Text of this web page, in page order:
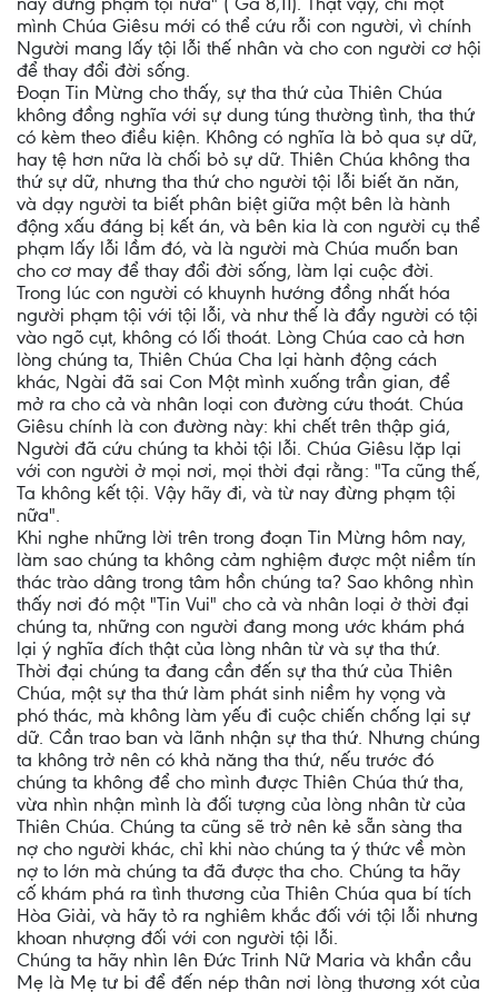
mình Chúa Giêsu mới có thể cứu rỗi con người, vì chính
Người mang lấy tội lỗi thế nhân và cho con người cơ hội
để thay đổi đời sống.
Ðoạn Tin Mừng cho thấy, sự tha thứ của Thiên Chúa
không đồng nghĩa với sự dung túng thường tình, tha thứ
có kèm theo điều kiện. Không có nghĩa là bỏ qua sự dữ,
hay tệ hơn nữa là chối bỏ sự dữ. Thiên Chúa không tha
thứ sự dữ, nhưng tha thứ cho người tội lỗi biết ăn năn,
và dạy người ta biết phân biệt giữa một bên là hành
động xấu đáng bị kết án, và bên kia là con người cụ thể
phạm lấy lỗi lầm đó, và là người mà Chúa muốn ban
cho cơ may để thay đổi đời sống, làm lại cuộc đời.
Trong lúc con người có khuynh hướng đồng nhất hóa
người phạm tội với tội lỗi, và như thế là đẩy người có tội
vào ngõ cụt, không có lối thoát. Lòng Chúa cao cả hơn
lòng chúng ta, Thiên Chúa Cha lại hành động cách
khác, Ngài đã sai Con Một mình xuống trần gian, để
mở ra cho cả và nhân loại con đường cứu thoát. Chúa
Giêsu chính là con đường này: khi chết trên thập giá,
Người đã cứu chúng ta khỏi tội lỗi. Chúa Giêsu lặp lại
với con người ở mọi nơi, mọi thời đại rằng: "Ta cũng thế,
Ta không kết tội. Vậy hãy đi, và từ nay đừng phạm tội
nữa".
Khi nghe những lời trên trong đoạn Tin Mừng hôm nay,
làm sao chúng ta không cảm nghiệm được một niềm tín
thác trào dâng trong tâm hồn chúng ta? Sao không nhìn
thấy nơi đó một "Tin Vui" cho cả và nhân loại ở thời đại
chúng ta, những con người đang mong ước khám phá
lại ý nghĩa đích thật của lòng nhân từ và sự tha thứ.
Thời đại chúng ta đang cần đến sự tha thứ của Thiên
Chúa, một sự tha thứ làm phát sinh niềm hy vọng và
phó thác, mà không làm yếu đi cuộc chiến chống lại sự
dữ. Cần trao ban và lãnh nhận sự tha thứ. Nhưng chúng
ta không trở nên có khả năng tha thứ, nếu trước đó
chúng ta không để cho mình được Thiên Chúa thứ tha,
vừa nhìn nhận mình là đối tượng của lòng nhân từ của
Thiên Chúa. Chúng ta cũng sẽ trở nên kẻ sẵn sàng tha
nợ cho người khác, chỉ khi nào chúng ta ý thức về mòn
nợ to lớn mà chúng ta đã được tha cho. Chúng ta hãy
cố khám phá ra tình thương của Thiên Chúa qua bí tích
Hòa Giải, và hãy tỏ ra nghiêm khắc đối với tội lỗi nhưng
khoan nhượng đối với con người tội lỗi.
Chúng ta hãy nhìn lên Ðức Trinh Nữ Maria và khẩn cầu
Mẹ là Mẹ tư bi để đến nép thân nơi lòng thương xót của